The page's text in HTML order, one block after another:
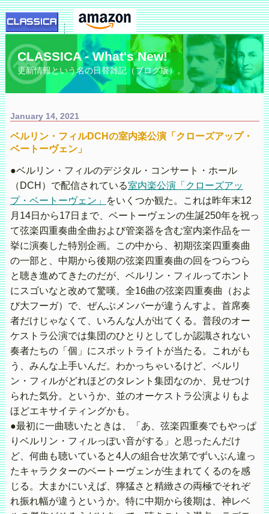
CLASSICA - What's New!
更新情報という名の日替雑記（ブログ版）。
January 14, 2021
ベルリン・フィルDCHの室内楽公演「クローズアップ・
ベートーヴェン」
●ベルリン・フィルのデジタル・コンサート・ホール
（DCH）で配信されている室内楽公演「クローズアッ
プ・ベートーヴェン」
をいくつか観た。これは昨年末12
月14日から17日まで、ベートーヴェンの生誕250年を祝っ
て弦楽四重奏曲全曲および管楽器を含む室内楽作品を一
挙に演奏した特別企画。この中から、初期弦楽四重奏曲
の一部と、中期から後期の弦楽四重奏曲の回をつらつら
と聴き進めてきたのだが、ベルリン・フィルってホント
にスゴいなと改めて驚嘆。全16曲の弦楽四重奏曲（およ
び大フーガ）で、ぜんぶメンバーが違うんすよ。首席奏
者だけじゃなくて、いろんな人が出てくる。普段のオー
ケストラ公演では集団のひとりとしてしか認識されない
奏者たちの「個」にスポットライトが当たる。これがも
う、みんな上手いんだ。わかっちゃいるけど、ベルリ
ン・フィルがどれほどのタレント集団なのか、見せつけ
られた気分。というか、並のオーケストラ公演よりもよ
ほどエキサイティングかも。
●最初に一曲聴いたときは、「あ、弦楽四重奏でもやっぱ
りベルリン・フィルっぽい音がする」と思ったんだけ
ど、何曲も聴いていると4人の組合せ次第でずいぶん違っ
たキャラクターのベートーヴェンが生まれてくるのを感
じる。大まかにいえば、獰猛さと精緻さの両極でそれぞ
れ振れ幅が違うというか。特に中期から後期は、神レベ